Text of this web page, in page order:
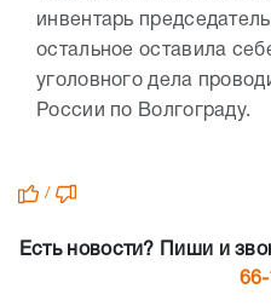
инвентарь
остальное оставила
уголовного дела
России по Волгограду.
/
Есть новости? Пиши и